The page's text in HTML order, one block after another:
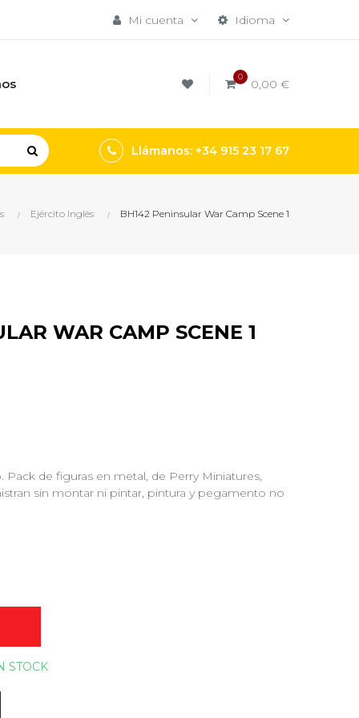
Idioma
Mi cuenta
0 0,00 €
Llámanos: +34 915 23 17 67
Ejército Inglés BH142 Peninsular War Camp Scene 1
WAR CAMP SCENE 1
de figuras en metal, de Perry Miniatures,
sin montar ni pintar, pintura y pegamento no
STOCK